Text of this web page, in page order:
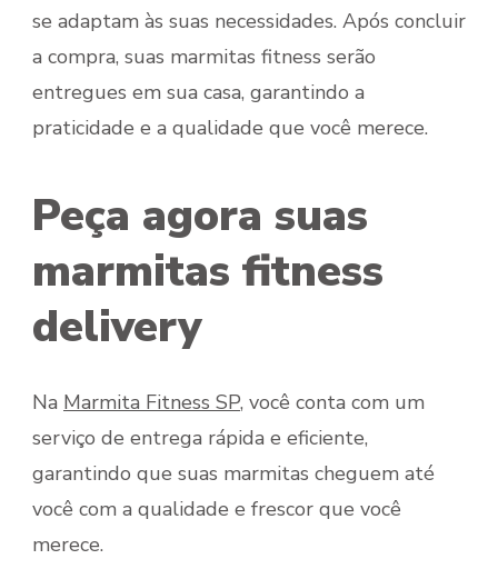
se adaptam às suas necessidades. Após concluir
a compra, suas marmitas fitness serão
entregues em sua casa, garantindo a
praticidade e a qualidade que você merece.
Peça agora suas
marmitas fitness
delivery
Na Marmita Fitness SP, você conta com um
serviço de entrega rápida e eficiente,
garantindo que suas marmitas cheguem até
você com a qualidade e frescor que você
merece.